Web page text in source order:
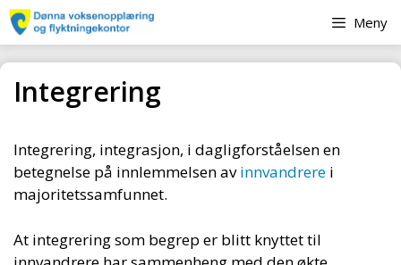
Hopp
til
Meny
Integrering
Integrering, integrasjon, i dagligforståelsen en
betegnelse på innlemmelsen avinnvandrere i
majoritetssamfunnet.
At integrering som begrep er blitt knyttet til